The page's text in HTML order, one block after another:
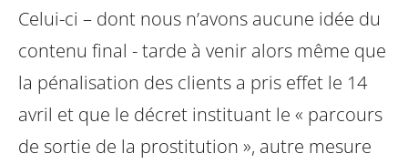
Celui-ci – dont nous n’avons aucune idée du
contenu final - tarde à venir alors même que
la pénalisation des clients a pris effet le 14
avril et que le décret instituant le « parcours
de sortie de la prostitution », autre mesure